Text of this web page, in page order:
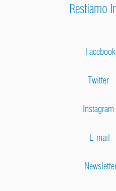
Restiamo
Twitter
E-mail